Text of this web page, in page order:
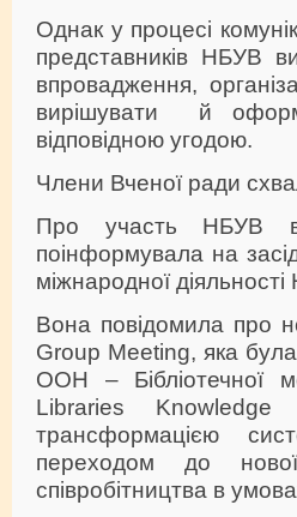
Однак у процесі
представників НБУВ
впровадження,
вирішувати й
відповідною угодою.
Члени Вченої ради
Про участь НБУВ в
поінформувала на
міжнародної
Вона повідомила про
Group Meeting, яка
ООН – Бібліотечної
Libraries
трансформацією
переходом до нової
співробітництва в